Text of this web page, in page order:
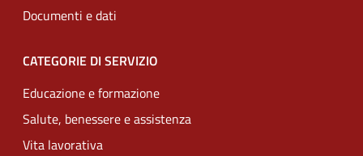
Documenti e dati
CATEGORIE DI SERVIZIO
Educazione e formazione
Salute, benessere e assistenza
Vita lavorativa